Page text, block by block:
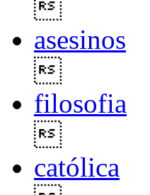
asesinos
filosofia
católica